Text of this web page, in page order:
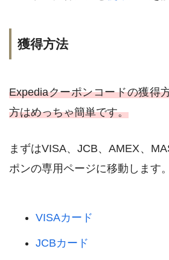
獲得方法
Expediaクーポンコードの獲得
方はめっちゃ簡単です。
まずはVISA、JCB、AMEX、
ポンの専用ページに移動します。
VISAカード
JCBカード